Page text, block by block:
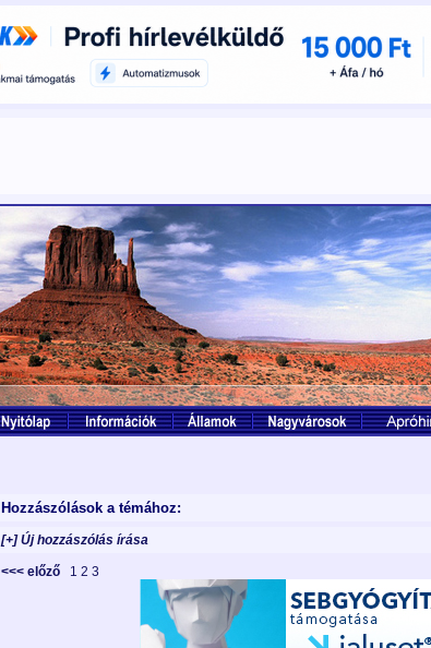
Hozzászólások a témához:
[+] Új hozzászólás írása
<<< előző 1 2 3